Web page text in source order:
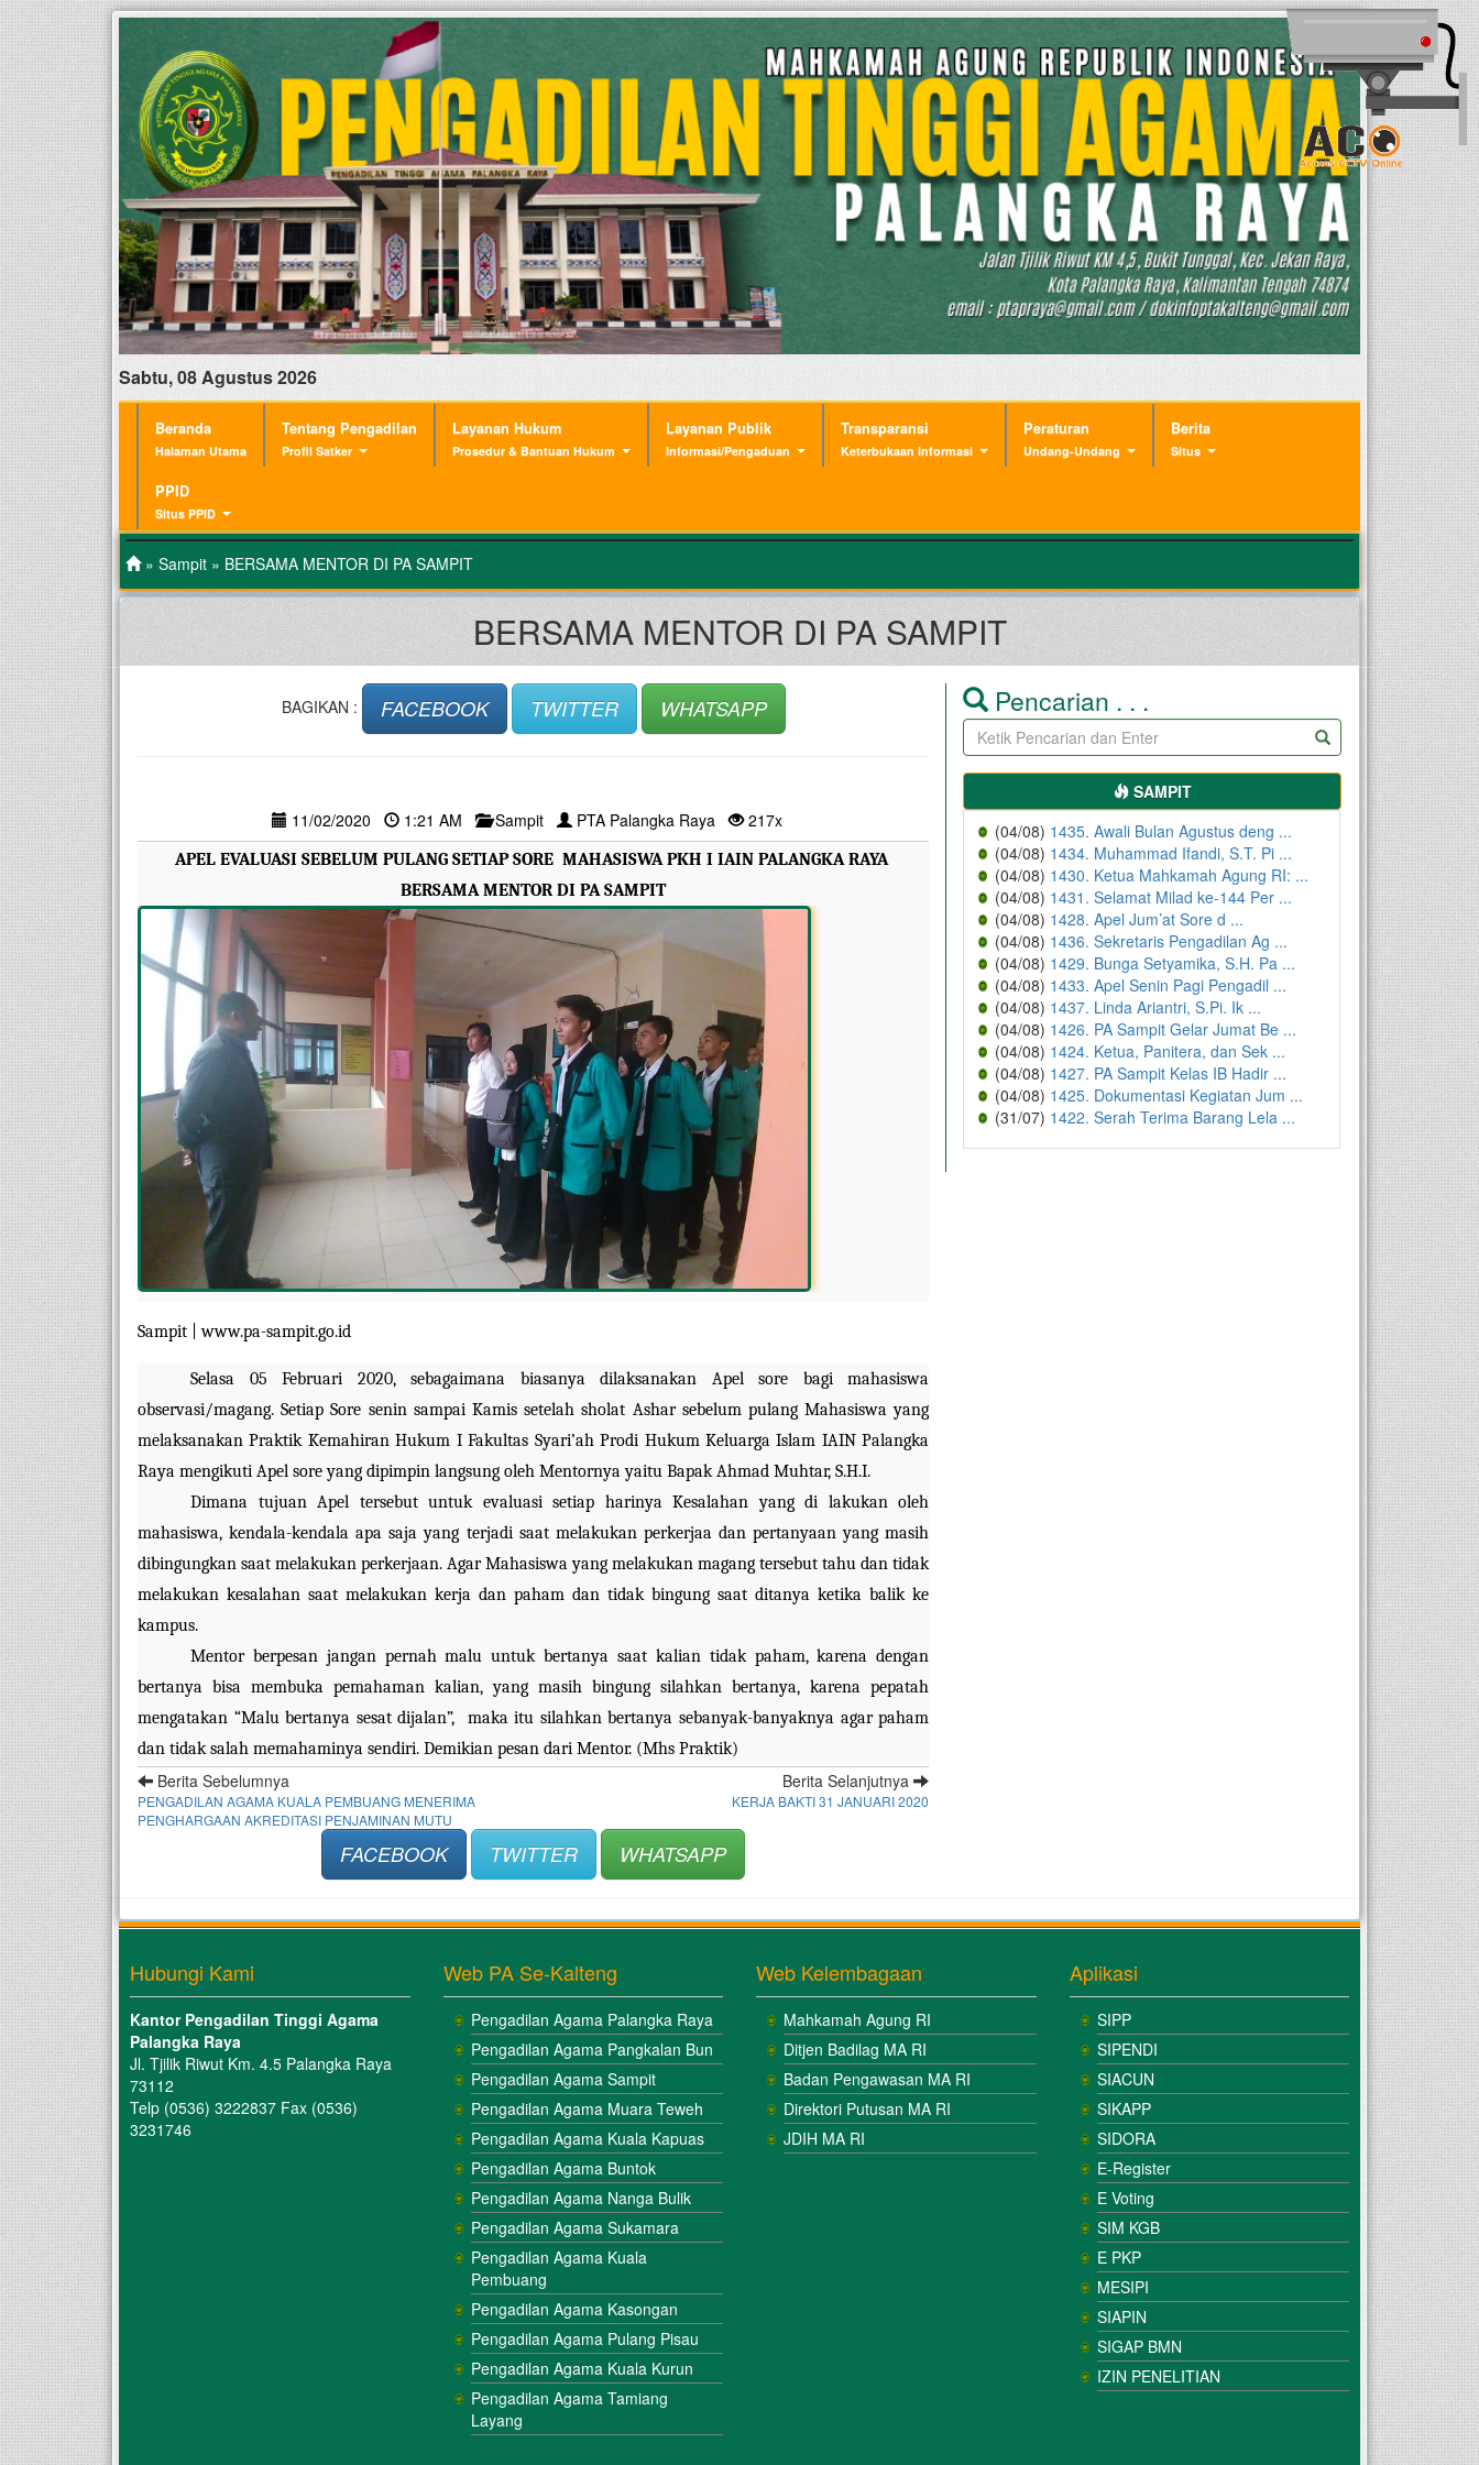
Sabtu, 08 Agustus 2026
Beranda
Halaman Utama
Tentang Pengadilan
Profil Satker
Layanan Hukum
Prosedur & Bantuan Hukum
Layanan Publik
Informasi/Pengaduan
Transparansi
Keterbukaan Informasi
Peraturan
Undang-Undang
Berita
Situs
PPID
Situs PPID
» Sampit » BERSAMA MENTOR DI PA SAMPIT
BERSAMA MENTOR DI PA SAMPIT
BAGIKAN : FACEBOOK TWITTER WHATSAPP
11/02/2020 1:21 AM Sampit PTA Palangka Raya 217x
APEL EVALUASI SEBELUM PULANG SETIAP SORE  MAHASISWA PKH I IAIN PALANGKA RAYA
BERSAMA MENTOR DI PA SAMPIT
Sampit | www.pa-sampit.go.id
Selasa 05 Februari 2020, sebagaimana biasanya dilaksanakan Apel sore bagi mahasiswa
observasi/magang. Setiap Sore senin sampai Kamis setelah sholat Ashar sebelum pulang Mahasiswa yang
melaksanakan Praktik Kemahiran Hukum I Fakultas Syari’ah Prodi Hukum Keluarga Islam IAIN Palangka
Raya mengikuti Apel sore yang dipimpin langsung oleh Mentornya yaitu Bapak Ahmad Muhtar, S.H.I.
Dimana tujuan Apel tersebut untuk evaluasi setiap harinya Kesalahan yang di lakukan oleh
mahasiswa, kendala-kendala apa saja yang terjadi saat melakukan perkerjaa dan pertanyaan yang masih
dibingungkan saat melakukan perkerjaan. Agar Mahasiswa yang melakukan magang tersebut tahu dan tidak
melakukan kesalahan saat melakukan kerja dan paham dan tidak bingung saat ditanya ketika balik ke
kampus.
Mentor berpesan jangan pernah malu untuk bertanya saat kalian tidak paham, karena dengan
bertanya bisa membuka pemahaman kalian, yang masih bingung silahkan bertanya, karena pepatah
mengatakan “Malu bertanya sesat dijalan”,  maka itu silahkan bertanya sebanyak-banyaknya agar paham
dan tidak salah memahaminya sendiri. Demikian pesan dari Mentor. (Mhs Praktik)
Berita Sebelumnya
PENGADILAN AGAMA KUALA PEMBUANG MENERIMA
PENGHARGAAN AKREDITASI PENJAMINAN MUTU
Berita Selanjutnya
KERJA BAKTI 31 JANUARI 2020
FACEBOOK TWITTER WHATSAPP
Pencarian . . .
SAMPIT
(04/08) 1435. Awali Bulan Agustus deng ...
(04/08) 1434. Muhammad Ifandi, S.T. Pi ...
(04/08) 1430. Ketua Mahkamah Agung RI: ...
(04/08) 1431. Selamat Milad ke-144 Per ...
(04/08) 1428. Apel Jum’at Sore d ...
(04/08) 1436. Sekretaris Pengadilan Ag ...
(04/08) 1429. Bunga Setyamika, S.H. Pa ...
(04/08) 1433. Apel Senin Pagi Pengadil ...
(04/08) 1437. Linda Ariantri, S.Pi. Ik ...
(04/08) 1426. PA Sampit Gelar Jumat Be ...
(04/08) 1424. Ketua, Panitera, dan Sek ...
(04/08) 1427. PA Sampit Kelas IB Hadir ...
(04/08) 1425. Dokumentasi Kegiatan Jum ...
(31/07) 1422. Serah Terima Barang Lela ...
Hubungi Kami
Kantor Pengadilan Tinggi Agama
Palangka Raya
Jl. Tjilik Riwut Km. 4.5 Palangka Raya
73112
Telp (0536) 3222837 Fax (0536)
3231746
Web PA Se-Kalteng
Pengadilan Agama Palangka Raya
Pengadilan Agama Pangkalan Bun
Pengadilan Agama Sampit
Pengadilan Agama Muara Teweh
Pengadilan Agama Kuala Kapuas
Pengadilan Agama Buntok
Pengadilan Agama Nanga Bulik
Pengadilan Agama Sukamara
Pengadilan Agama Kuala
Pembuang
Pengadilan Agama Kasongan
Pengadilan Agama Pulang Pisau
Pengadilan Agama Kuala Kurun
Pengadilan Agama Tamiang
Layang
Web Kelembagaan
Mahkamah Agung RI
Ditjen Badilag MA RI
Badan Pengawasan MA RI
Direktori Putusan MA RI
JDIH MA RI
Aplikasi
SIPP
SIPENDI
SIACUN
SIKAPP
SIDORA
E-Register
E Voting
SIM KGB
E PKP
MESIPI
SIAPIN
SIGAP BMN
IZIN PENELITIAN